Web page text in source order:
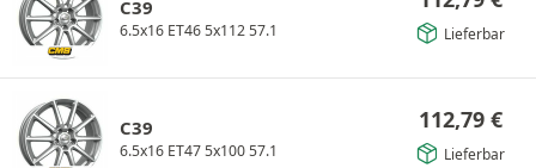
C39
6.5x16 ET46 5x112 57.1 Lieferbar
C39
6.5x16 ET47 5x100 57.1
112,79 €
Lieferbar